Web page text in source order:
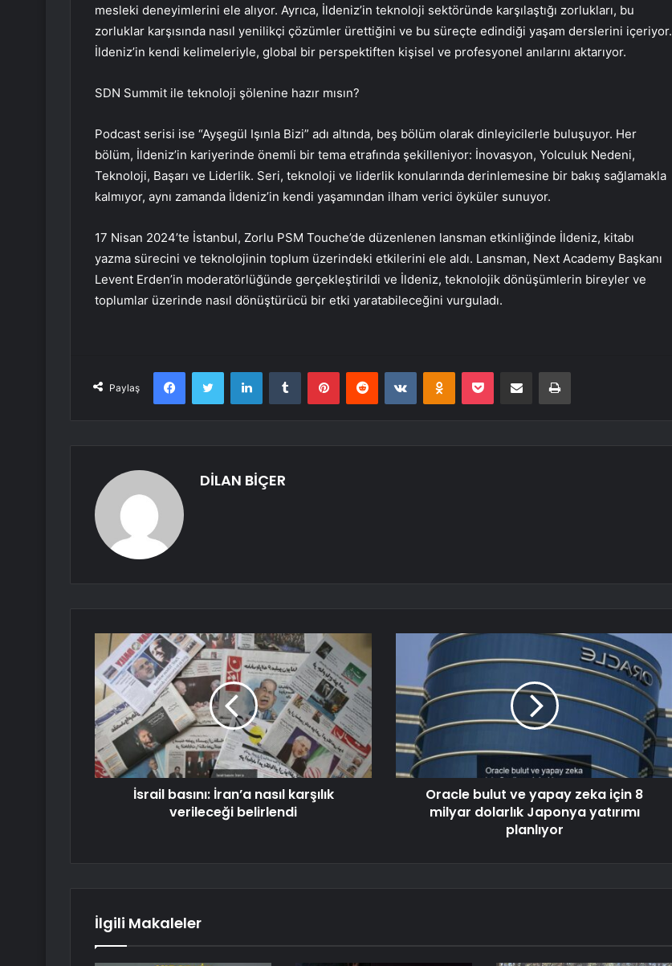
mesleki deneyimlerini ele alıyor. Ayrıca, İldeniz’in teknoloji sektöründe karşılaştığı zorlukları, bu
zorluklar karşısında nasıl yenilikçi çözümler ürettiğini ve bu süreçte edindiği yaşam derslerini içeriyor.
İldeniz’in kendi kelimeleriyle, global bir perspektiften kişisel ve profesyonel anılarını aktarıyor.
SDN Summit ile teknoloji şölenine hazır mısın?
Podcast serisi ise “Ayşegül Işınla Bizi” adı altında, beş bölüm olarak dinleyicilerle buluşuyor. Her
bölüm, İldeniz’in kariyerinde önemli bir tema etrafında şekilleniyor: İnovasyon, Yolculuk Nedeni,
Teknoloji, Başarı ve Liderlik. Seri, teknoloji ve liderlik konularında derinlemesine bir bakış sağlamakla
kalmıyor, aynı zamanda İldeniz’in kendi yaşamından ilham verici öyküler sunuyor.
17 Nisan 2024’te İstanbul, Zorlu PSM Touche’de düzenlenen lansman etkinliğinde İldeniz, kitabı
yazma sürecini ve teknolojinin toplum üzerindeki etkilerini ele aldı. Lansman, Next Academy Başkanı
Levent Erden’in moderatörlüğünde gerçekleştirildi ve İldeniz, teknolojik dönüşümlerin bireyler ve
toplumlar üzerinde nasıl dönüştürücü bir etki yaratabileceğini vurguladı.
Paylaş
FacebookTwitter LinkedInTumblr PinterestReddit VKontakteOdnoklassniki
Pocket E-Posta ile paylaş Yazdır
DİLAN BİÇER
İsrail basını: İran’a nasıl karşılık
verileceği belirlendi
Oracle bulut ve yapay zeka için 8
milyar dolarlık Japonya yatırımı
planlıyor
İlgili Makaleler